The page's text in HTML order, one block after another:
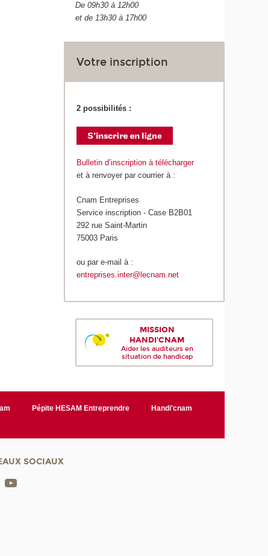
De 09h30 à 12h00
et de 13h30 à 17h00
Votre inscription
2 possibilités :
Bulletin d’inscription à télécharger
et à renvoyer par courrier à :
Cnam Entreprises
Service inscription - Case B2B01
292 rue Saint-Martin
75003 Paris
ou par e-mail à :
entreprises.inter@lecnam.net
MISSION
HANDI'CNAM
Aider les auditeurs en
situation de handicap
Pépite HESAM Entreprendre
Handi'cnam
SOCIAUX